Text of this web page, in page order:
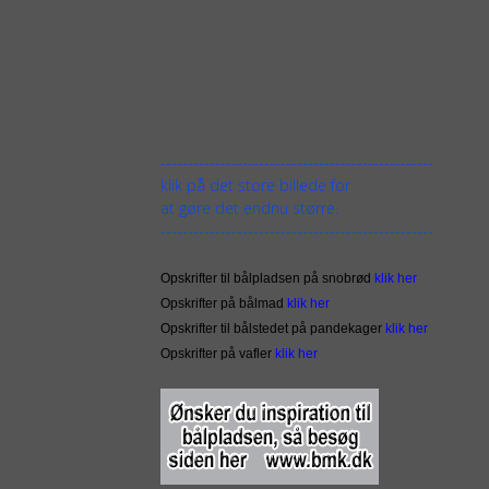
--------------------------------------------------
klik på det store billede for
at gøre det endnu større.
--------------------------------------------------
Opskrifter til bålpladsen på snobrød klik her
Opskrifter på bålmad klik her
Opskrifter til bålstedet på pandekager klik her
Opskrifter på vafler klik her